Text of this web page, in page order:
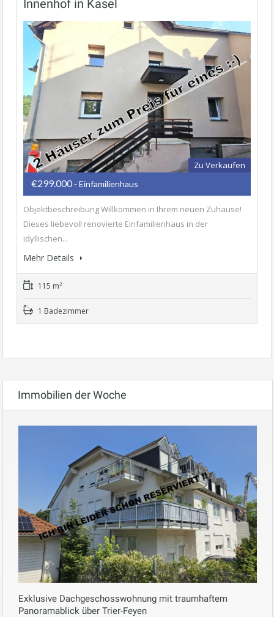
Innenhof in Kasel
Zu Verkaufen
€299.000 - Einfamilienhaus
Objektbeschreibung Willkommen in Ihrem neuen Zuhause!
Dieses liebevoll renovierte Einfamilienhaus in der
idyllischen...
Mehr Details
115 m²
1 Badezimmer
Immobilien der Woche
Exklusive Dachgeschosswohnung mit traumhaftem
Panoramablick über Trier-Feyen